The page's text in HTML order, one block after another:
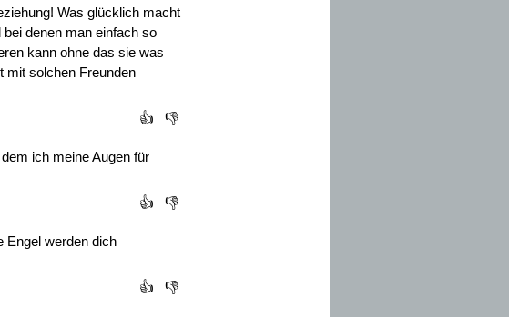
Was glücklich macht
denen man einfach so
kann ohne das sie was
mit solchen Freunden
👍
👎
ich meine Augen für
👍
👎
Engel werden dich
👍
👎